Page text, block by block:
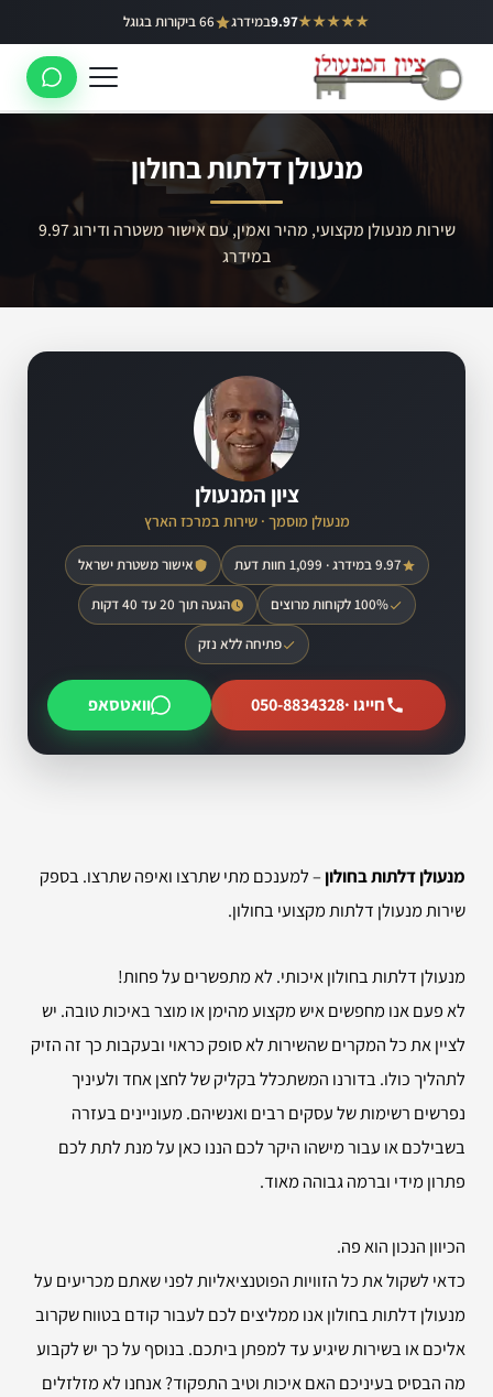
לתוכן
★★★★★
9.97במידרג 66 ביקורות בגוגל באר יעקב
ראשון לציון
רמלה
מנעולן דלתות בחולון
שירות מנעולן מקצועי, מהיר ואמין, עם אישור משטרה ודירוג 9.97
במידרג
ציון המנעולן
מנעולן מוסמך · שירות במרכז הארץ
9.97 במידרג · 1,099 חוות דעת אישור משטרת ישראל
100% לקוחות מרוצים הגעה תוך 20 עד 40 דקות
פתיחה ללא נזק
חייגו ·050-8834328 וואטסאפ
מנעולן דלתות בחולון– למענכם מתי שתרצו ואיפה שתרצו. בספק
שירות מנעולן דלתות מקצועי בחולון.
מנעולן דלתות בחולון איכותי. לא מתפשרים על פחות!
לא פעם אנו מחפשים איש מקצוע מהימן או מוצר באיכות טובה. יש
לציין את כל המקרים שהשירות לא סופק כראוי ובעקבות כך זה הזיק
לתהליך כולו. בדורנו המשתכלל בקליק של לחצן אחד ולעיניך
נפרשים רשימות של עסקים רבים ואנשיהם. מעוניינים בעזרה
בשבילכם או עבור מישהו היקר לכם הננו כאן על מנת לתת לכם
פתרון מידי וברמה גבוהה מאוד.
הכיוון הנכון הוא פה.
כדאי לשקול את כל הזוויות הפוטנציאליות לפני שאתם מכריעים על
מנעולן דלתות בחולון אנו ממליצים לכם לעבור קודם בטווח שקרוב
אליכם או בשירות שיגיע עד למפתן ביתכם. בנוסף על כך יש לקבוע
מה הבסיס בעיניכם האם איכות וטיב התפקוד? אנחנו לא מזלזלים